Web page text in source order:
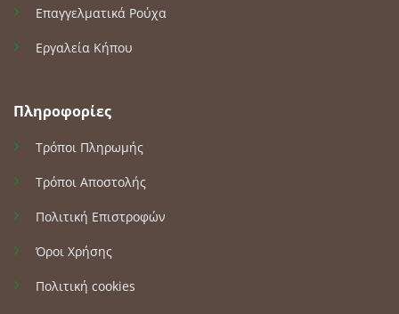
Επαγγελματικά Ρούχα
Εργαλεία Κήπου
Πληροφορίες
Τρόποι Πληρωμής
Τρόποι Αποστολής
Πολιτική Επιστροφών
Όροι Χρήσης
Πολιτική cookies